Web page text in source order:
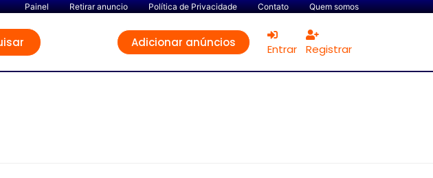
Painel Retirar anuncio Política de Privacidade Contato Quem somos
Adicionar anúncios Entrar Registrar